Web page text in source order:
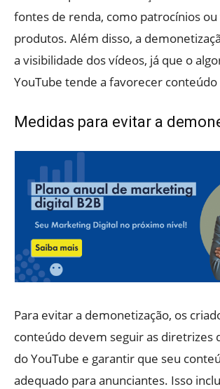
fontes de renda, como patrocínios ou
produtos. Além disso, a
a visibilidade dos vídeos, já que o
YouTube tende a favorecer
Medidas para evitar a
Para evitar a demonetização, os
conteúdo devem seguir as diretrizes
do YouTube e garantir que seu
adequado para anunciantes. Isso